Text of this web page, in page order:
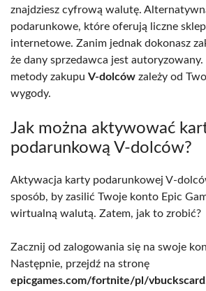
znajdziesz cyfrową walutę.
podarunkowe, które oferują liczne
internetowe. Zanim jednak dokonasz
że dany sprzedawca jest
metody zakupu V-dolców zależy od
wygody.
Jak można aktywować
podarunkową V-dolców?
Aktywacja karty podarunkowej V-
sposób, by zasilić Twoje konto Epic
wirtualną walutą. Zatem, jak to zrobić?
Zacznij od zalogowania się na swoje
Następnie, przejdź na stronę
epicgames.com/fortnite/pl/vbuckscard